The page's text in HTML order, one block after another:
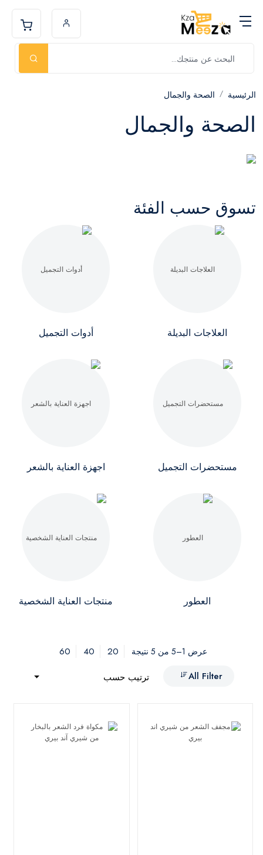
الرئيسية الصحة والجمال
الصحة والجمال
تسوق حسب الفئة
العلاجات البديلة أدوات التجميل
مستحضرات التجميل اجهزة العناية بالشعر
العطور منتجات العناية الشخصية
عرض 1–5 من 5 نتيجة 20
40
60
All Filter
ترتيب حسب